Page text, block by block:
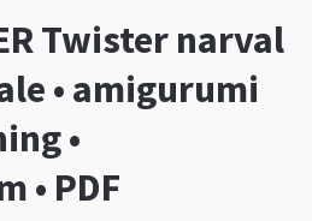
Twister narval
• amigurumi
•
• PDF